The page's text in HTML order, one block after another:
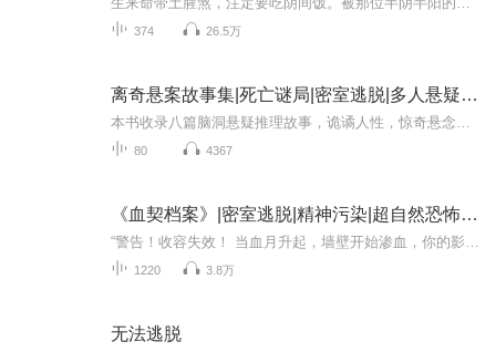
374 26.5万
离奇悬案故事集|死亡谜局|密室逃脱|多人悬疑有声剧
80 4367
《血契档案》|密室逃脱|精神污染|超自然恐怖|灵异
1220 3.8万
无法逃脱